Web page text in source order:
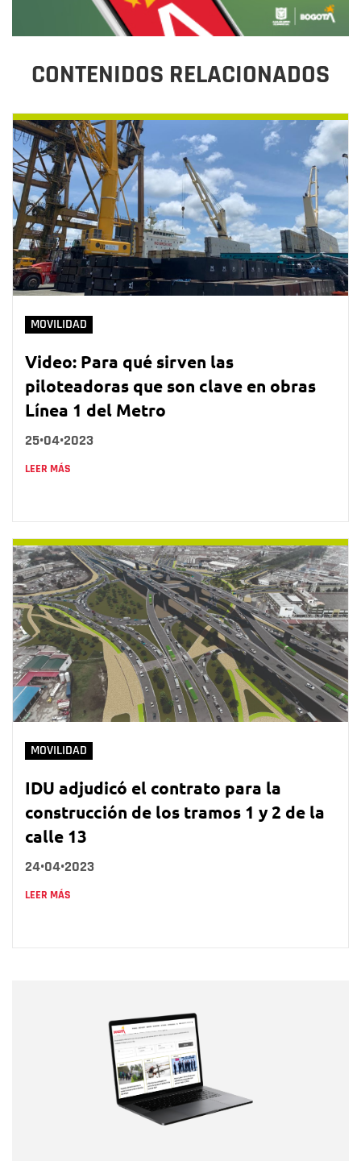
CONTENIDOS RELACIONADOS
MOVILIDAD
Video: Para qué sirven las
piloteadoras que son clave en obras
Línea 1 del Metro
25•04•2023
LEER MÁS
MOVILIDAD
IDU adjudicó el contrato para la
construcción de los tramos 1 y 2 de la
calle 13
24•04•2023
LEER MÁS
Correo electrónico
Tipo de comentario